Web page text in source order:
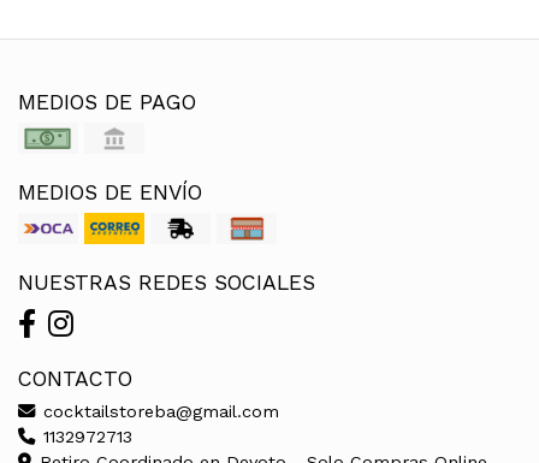
MEDIOS DE PAGO
MEDIOS DE ENVÍO
NUESTRAS REDES SOCIALES
CONTACTO
cocktailstoreba@gmail.com
1132972713